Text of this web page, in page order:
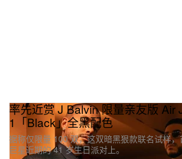
率先近赏 J Balvin 限量亲友版 Air
1「Black」全黑配色
据称仅限量 100 双，这双暗黑狠款联名试样
巨星近期的 41 岁生日派对上。